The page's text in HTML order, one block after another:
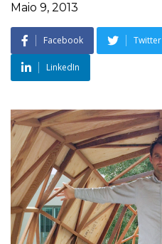
Maio 9, 2013
Facebook Twitter
LinkedIn